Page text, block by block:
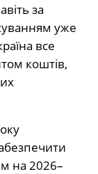
за
уже
все
коштів,
на 2026–